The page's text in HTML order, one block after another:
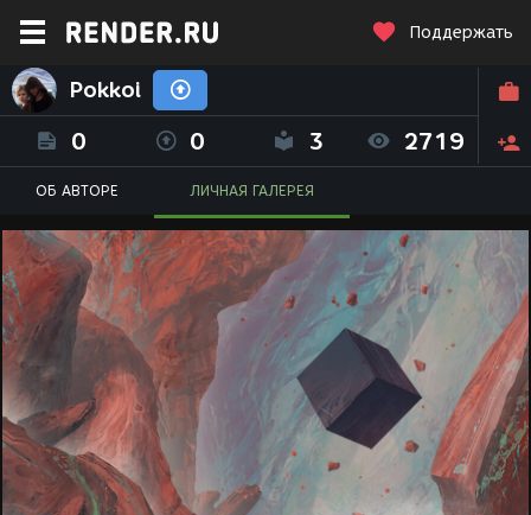
Поддержать
Pokkoi
0 0 3 2719
ОБ АВТОРЕ ЛИЧНАЯ ГАЛЕРЕЯ